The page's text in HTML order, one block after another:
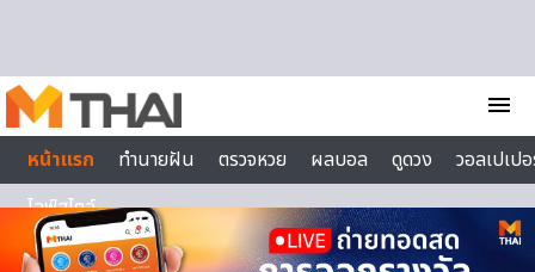
menu
หน้าแรก
ทำนายฝัน ตรวจหวย ผลบอล ดูดวง
วอลเปเป
ไลฟ์สไตล์